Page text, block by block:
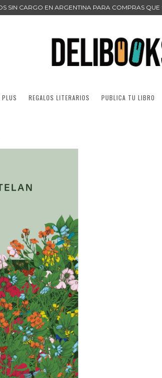
SIN CARGO EN ARGENTINA PARA COMPRAS
PLUS REGALOS LITERARIOS PUBLICA TU LIBRO